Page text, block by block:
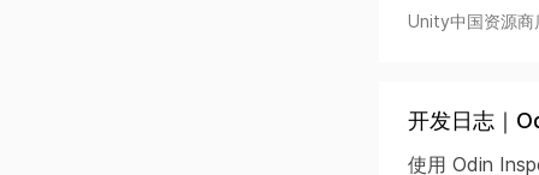
Unity中国资源商
开发日志｜
使用 Odin